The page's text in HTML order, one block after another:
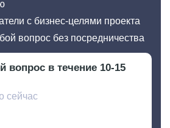
с бизнес-целями проекта
вопрос без посредничества
вопрос в течение 10-15
сейчас